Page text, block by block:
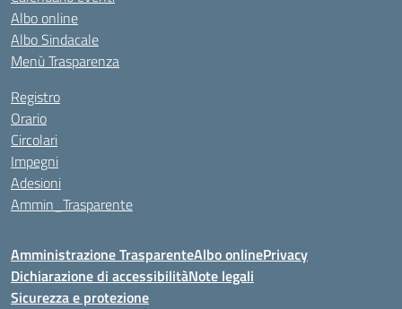
Albo online
Albo Sindacale
Menù Trasparenza
Registro
Orario
Circolari
Impegni
Adesioni
Ammin_Trasparente
Amministrazione TrasparenteAlbo onlinePrivacy
Dichiarazione di accessibilitàNote legali
Sicurezza e protezione